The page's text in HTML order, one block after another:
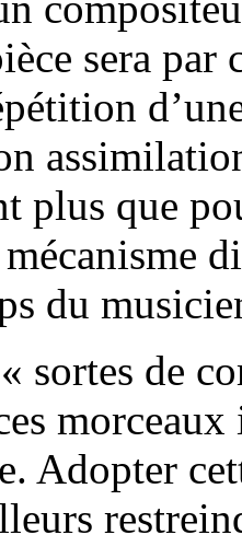
sera
plus que
du
sortes de
Adopter